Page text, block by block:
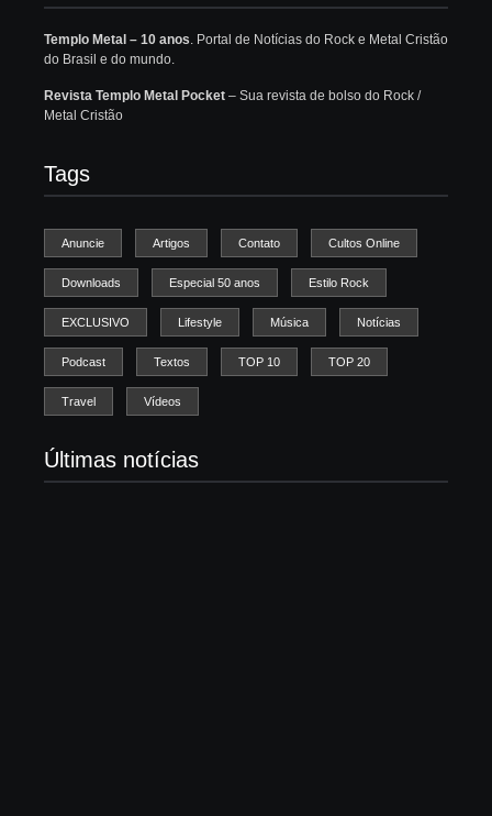
Templo Metal – 10 anos. Portal de Notícias do Rock e Metal Cristão
do Brasil e do mundo.
Revista Templo Metal Pocket – Sua revista de bolso do Rock /
Metal Cristão
Tags
Anuncie Artigos Contato Cultos Online
Downloads Especial 50 anos Estilo Rock
EXCLUSIVO Lifestyle Música Notícias
Podcast Textos TOP 10 TOP 20
Travel Vídeos
Últimas notícias